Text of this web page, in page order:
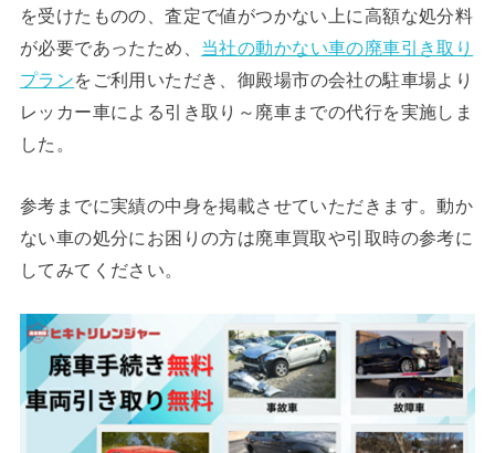
を受けたものの、査定で値がつかない上に高額な処分料
が必要であったため、 当社の動かない車の廃車引き取り
プランをご利用いただき、御殿場市の会社の駐車場より
レッカー車による引き取り～廃車までの代行を実施しま
した。
参考までに実績の中身を掲載させていただきます。動か
ない車の処分にお困りの方は廃車買取や引取時の参考に
してみてください。